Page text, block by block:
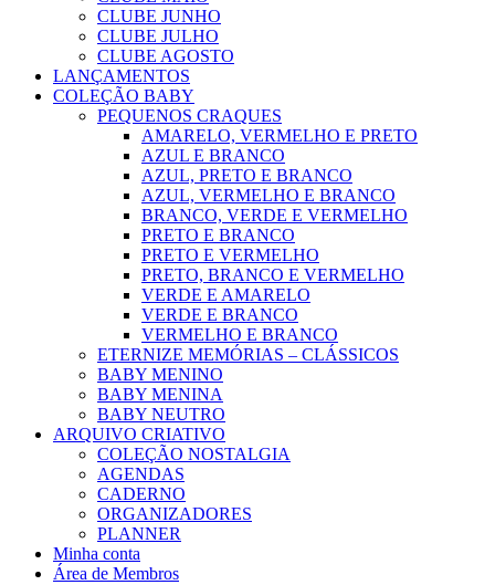
CLUBE JUNHO
CLUBE JULHO
CLUBE AGOSTO
LANÇAMENTOS
COLEÇÃO BABY
PEQUENOS CRAQUES
AMARELO, VERMELHO E PRETO
AZUL E BRANCO
AZUL, PRETO E BRANCO
AZUL, VERMELHO E BRANCO
BRANCO, VERDE E VERMELHO
PRETO E BRANCO
PRETO E VERMELHO
PRETO, BRANCO E VERMELHO
VERDE E AMARELO
VERDE E BRANCO
VERMELHO E BRANCO
ETERNIZE MEMÓRIAS – CLÁSSICOS
BABY MENINO
BABY MENINA
BABY NEUTRO
ARQUIVO CRIATIVO
COLEÇÃO NOSTALGIA
AGENDAS
CADERNO
ORGANIZADORES
PLANNER
Minha conta
Área de Membros